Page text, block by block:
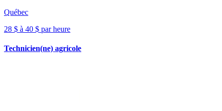
Québec
28 $ à 40 $ par heure
Technicien(ne) agricole